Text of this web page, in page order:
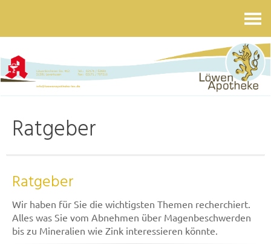
Ratgeber
Ratgeber
Wir haben für Sie die wichtigsten Themen recherchiert.
Alles was Sie vom Abnehmen über Magenbeschwerden
bis zu Mineralien wie Zink interessieren könnte.